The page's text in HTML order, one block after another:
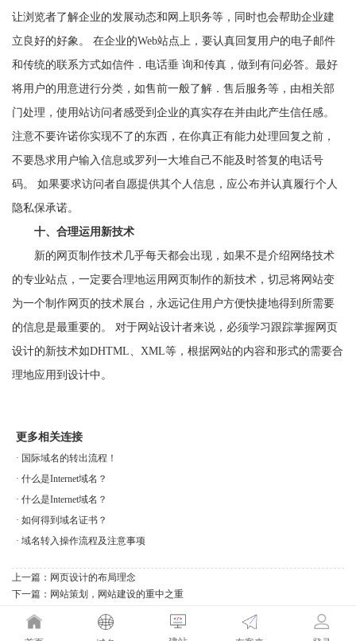
让浏览者了解企业的发展动态和网上职务等，同时也会帮助企业建
立良好的好象。 在企业的Web站点上，要认真回复用户的电子邮件
和传统的联系方式如信件．电话垂 询和传真，做到有问必答。最好
将用户的用意进行分类，如售前一般了解．售后服务等，由相关部
门处理，使用站访问者感受到企业的真实存在并由此产生信任感。
注意不要许诺你实现不了的东西，在你真正有能力处理回复之前，
不要恳求用户输入信息或罗列一大堆自己不能及时答复的电话号
码。 如果要求访问者自愿提供其个人信息，应公布并认真履行个人
隐私保承诺。
十、合理运用新技术
新的网页制作技术几乎每天都会出现，如果不是介绍网络技术
的专业站点，一定要合理地运用网页制作的新技术，切忌将网站变
为一个制作网页的技术展台，永远记住用户方便快捷地得到所需要
的信息是最重要的。 对于网站设计者来说，必须学习跟踪掌握网页
设计的新技术如DHTML、XML等，根据网站的内容和形式的需要合
理地应用到设计中。
更多相关连接
· 国际域名的转出流程！
· 什么是Internet域名？
· 什么是Internet域名？
· 如何得到域名证书？
· 域名转入操作流程及注意事项
上一篇： 网页设计的布局理念
下一篇： 网站策划，网站建设的重中之重